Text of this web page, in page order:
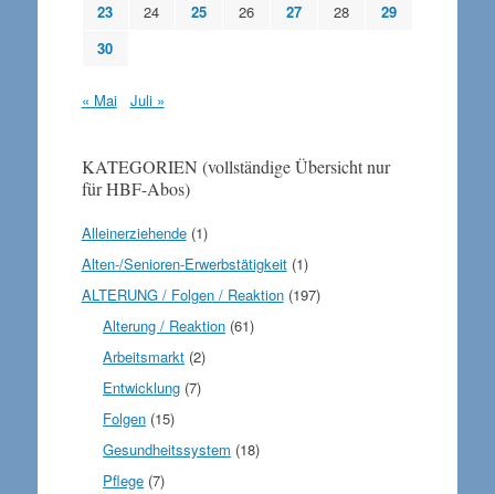
23
24 25 26 27 28
29
30
« Mai Juli »
KATEGORIEN (vollständige Übersicht nur
für HBF-Abos)
Alleinerziehende(1)
Alten-/Senioren-Erwerbstätigkeit(1)
ALTERUNG / Folgen / Reaktion(197)
Alterung / Reaktion (61)
Arbeitsmarkt (2)
Entwicklung (7)
Folgen (15)
Gesundheitssystem (18)
Pflege (7)